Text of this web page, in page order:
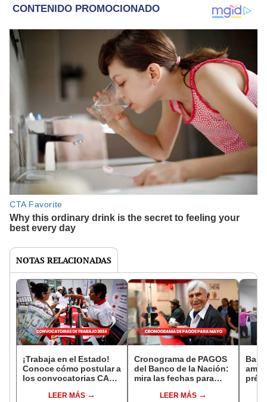
NOTAS RELACIONADAS
¡Trabaja en el Estado!
Conoce cómo postular a
los convocatorias CAS
LEER MÁS
Cronograma de PAGOS
del Banco de la Nación:
mira las fechas para
pensiones en mayo
LEER MÁS